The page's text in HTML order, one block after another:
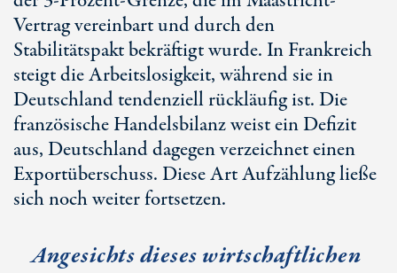
Vertrag vereinbart und durch den
Stabilitätspakt bekräftigt wurde. In Frankreich
steigt die Arbeitslosigkeit, während sie in
Deutschland tendenziell rückläufig ist. Die
französische Handelsbilanz weist ein Defizit
aus, Deutschland dagegen verzeichnet einen
Exportüberschuss. Diese Art Aufzählung ließe
sich noch weiter fortsetzen.
Angesichts dieses wirtschaftlichen